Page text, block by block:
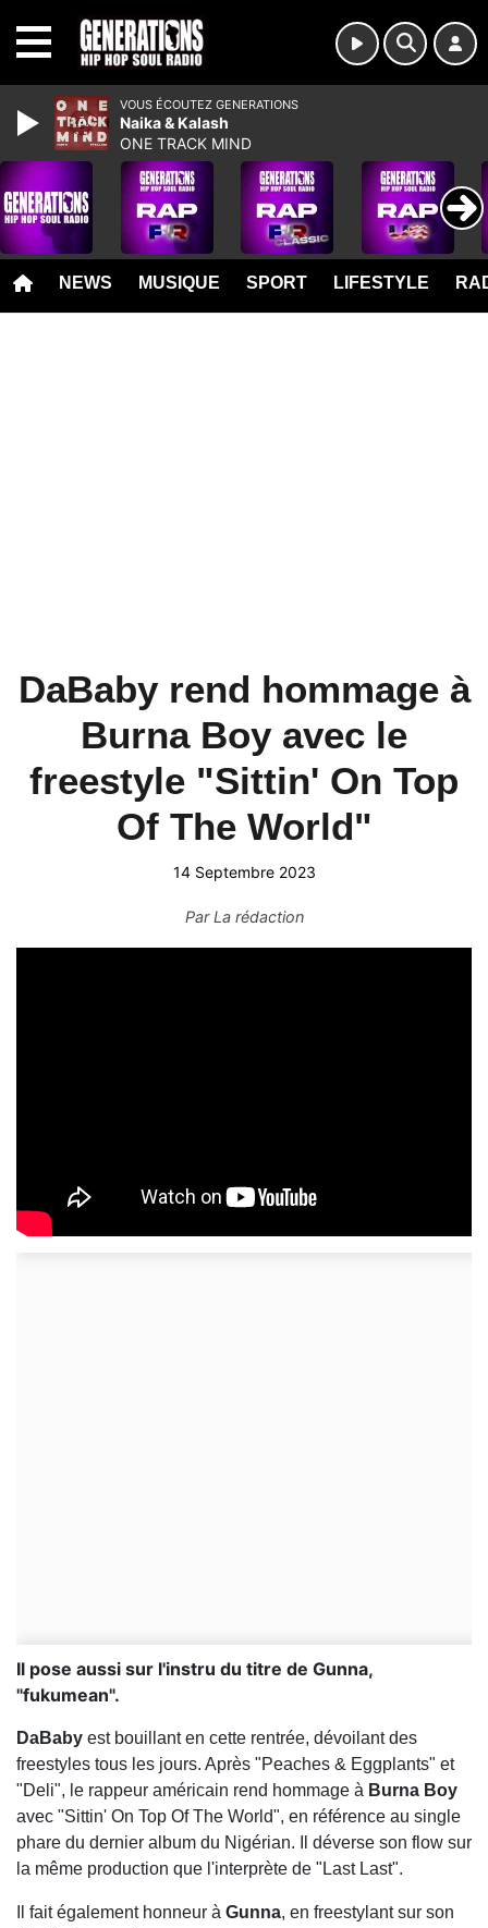
NEWS MUSIQUE SPORT LIFESTYLE
DaBaby rend hommage à
Burna Boy avec le
freestyle "Sittin' On Top
Of The World"
14 Septembre 2023
ParLa rédaction
Il pose aussi sur l'instru du titre de Gunna,
"fukumean".
DaBaby est bouillant en cette rentrée, dévoilant des
freestyles tous les jours. Après "Peaches & Eggplants" et
"Deli", le rappeur américain rend hommage à Burna Boy
avec "Sittin' On Top Of The World", en référence au single
phare du dernier album du Nigérian. Il déverse son flow sur
la même production que l'interprète de "Last Last".
Il fait également honneur à Gunna, en freestylant sur son
VOUS ÉCOUTEZ GENERATIONS
Naika & Kalash
ONE TRACK MIND